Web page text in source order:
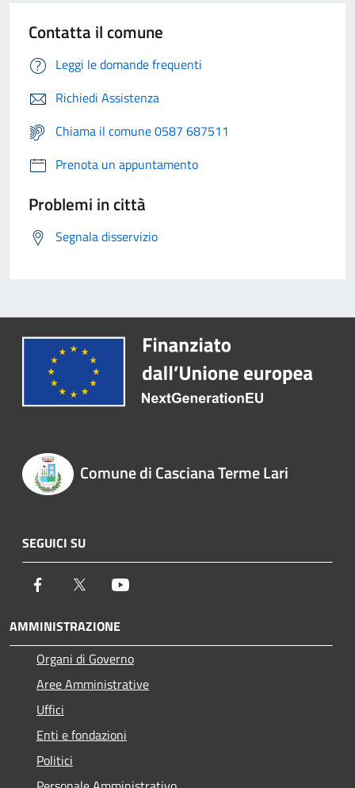
Contatta il comune
Leggi le domande frequenti
Richiedi Assistenza
Chiama il comune 0587 687511
Prenota un appuntamento
Problemi in città
Segnala disservizio
Comune di Casciana Terme Lari
SEGUICI SU
Facebook Twitter
AMMINISTRAZIONE
Organi di Governo
Aree Amministrative
Uffici
Enti e fondazioni
Politici